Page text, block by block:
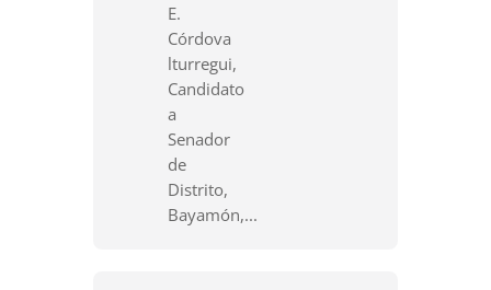
E.
Córdova
lturregui,
Candidato
a
Senador
de
Distrito,
Bayamón,...